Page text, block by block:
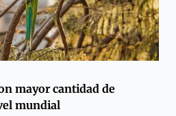
mayor cantidad de
mundial